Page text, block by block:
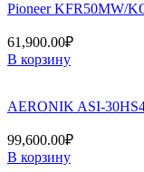
Pioneer KFR50MW/
61,900.00₽
В корзину
AERONIK ASI-
99,600.00₽
В корзину